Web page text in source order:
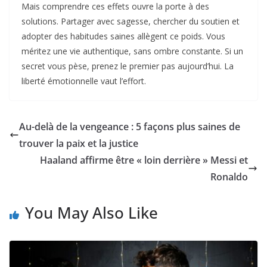
Mais comprendre ces effets ouvre la porte à des
solutions. Partager avec sagesse, chercher du soutien et
adopter des habitudes saines allègent ce poids. Vous
méritez une vie authentique, sans ombre constante. Si un
secret vous pèse, prenez le premier pas aujourd’hui. La
liberté émotionnelle vaut l’effort.
Au-delà de la vengeance : 5 façons plus saines de
trouver la paix et la justice
Haaland affirme être « loin derrière » Messi et
Ronaldo
You May Also Like